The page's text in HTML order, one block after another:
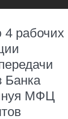
рабочих
Банка
МФЦ